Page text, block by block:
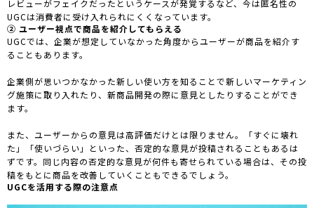
レビューがフェイクだったというケースが発覚するなど、今は匿名性の
UGCは消費者に受け入れられにくくなっています。
② ユーザー視点で商品を紹介してもらえる
UGCでは、企業が想定していなかった角度からユーザーが商品を紹介す
ることもあります。
企業側が思いつかなかった新しい使い方を知ることで新しいマーケティン
グ施策に取り入れたり、新商品開発の際に意見としたりすることができ
ます。
また、ユーザーからの意見は高評価だけとは限りません。「すぐに壊れ
た」「使いづらい」といった、否定的な意見が投稿されることもあるは
ずです。同じ内容の否定的な意見が何件も寄せられている場合は、その投
稿をもとに商品を改善していくこともできるでしょう。
UGCを活用する際の注意点